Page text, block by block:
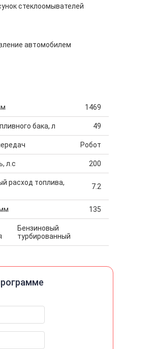
стеклоомывателей
автомобилем
1469
бака, л 49
Робот
л.с 200
расход топлива,
7.2
135
Бензиновый
турбированный